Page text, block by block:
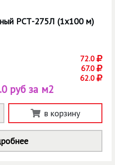
РСТ-275Л (1х100 м)
72.0
67.0
62.0
руб за м2
в корзину